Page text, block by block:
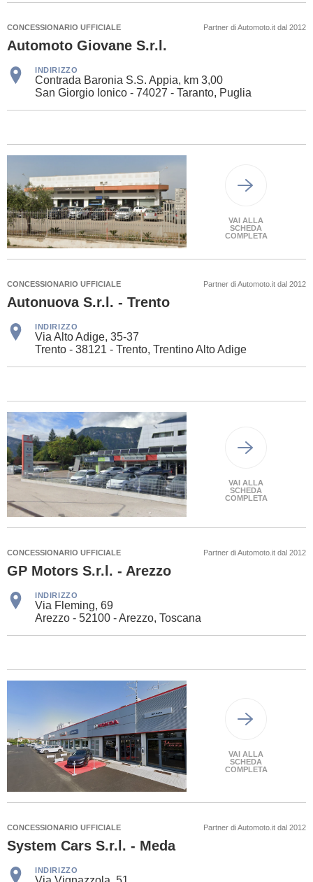
CONCESSIONARIO UFFICIALE Partner di Automoto.it dal 2012
Automoto Giovane S.r.l.
INDIRIZZO
Contrada Baronia S.S. Appia, km 3,00
San Giorgio Ionico - 74027 - Taranto, Puglia
VAI ALLA
SCHEDA
COMPLETA
CONCESSIONARIO UFFICIALE Partner di Automoto.it dal 2012
Autonuova S.r.l. - Trento
INDIRIZZO
Via Alto Adige, 35-37
Trento - 38121 - Trento, Trentino Alto Adige
VAI ALLA
SCHEDA
COMPLETA
CONCESSIONARIO UFFICIALE Partner di Automoto.it dal 2012
GP Motors S.r.l. - Arezzo
INDIRIZZO
Via Fleming, 69
Arezzo - 52100 - Arezzo, Toscana
VAI ALLA
SCHEDA
COMPLETA
CONCESSIONARIO UFFICIALE Partner di Automoto.it dal 2012
System Cars S.r.l. - Meda
INDIRIZZO